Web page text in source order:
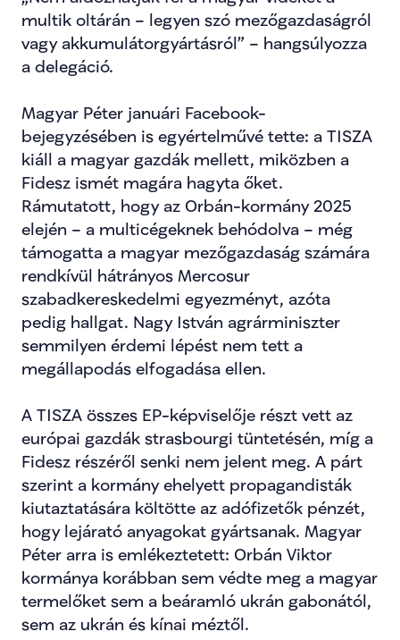
multik oltárán – legyen szó mezőgazdaságról
vagy akkumulátorgyártásról” – hangsúlyozza
a delegáció.
Magyar Péter januári Facebook-
bejegyzésében is egyértelművé tette: a TISZA
kiáll a magyar gazdák mellett, miközben a
Fidesz ismét magára hagyta őket.
Rámutatott, hogy az Orbán-kormány 2025
elején – a multicégeknek behódolva – még
támogatta a magyar mezőgazdaság számára
rendkívül hátrányos Mercosur
szabadkereskedelmi egyezményt, azóta
pedig hallgat. Nagy István agrárminiszter
semmilyen érdemi lépést nem tett a
megállapodás elfogadása ellen.
A TISZA összes EP-képviselője részt vett az
európai gazdák strasbourgi tüntetésén, míg a
Fidesz részéről senki nem jelent meg. A párt
szerint a kormány ehelyett propagandisták
kiutaztatására költötte az adófizetők pénzét,
hogy lejárató anyagokat gyártsanak. Magyar
Péter arra is emlékeztetett: Orbán Viktor
kormánya korábban sem védte meg a magyar
termelőket sem a beáramló ukrán gabonától,
sem az ukrán és kínai méztől.